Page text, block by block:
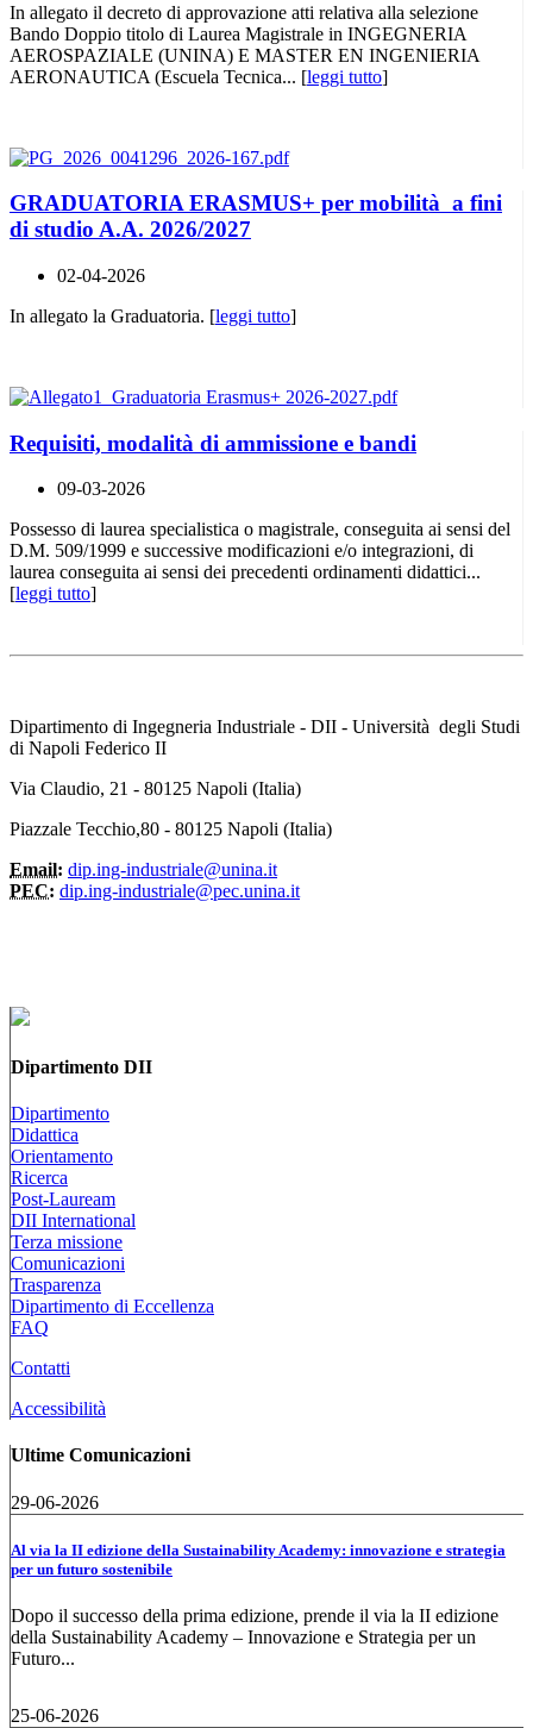
In allegato il decreto di approvazione atti relativa alla selezione
Bando Doppio titolo di Laurea Magistrale in INGEGNERIA
AEROSPAZIALE (UNINA) E MASTER EN INGENIERIA
AERONAUTICA (Escuela Tecnica... [leggi tutto]
GRADUATORIA ERASMUS+ per mobilità a fini
di studio A.A. 2026/2027
02-04-2026
In allegato la Graduatoria. [leggi tutto]
Requisiti, modalità di ammissione e bandi
09-03-2026
Possesso di laurea specialistica o magistrale, conseguita ai sensi del
D.M. 509/1999 e successive modificazioni e/o integrazioni, di
laurea conseguita ai sensi dei precedenti ordinamenti didattici...
[leggi tutto]
Dipartimento di Ingegneria Industriale - DII - Università degli Studi
di Napoli Federico II
Via Claudio, 21 - 80125 Napoli (Italia)
Piazzale Tecchio,80 - 80125 Napoli (Italia)
Email: dip.ing-industriale@unina.it
PEC: dip.ing-industriale@pec.unina.it
Dipartimento DII
Dipartimento
Didattica
Orientamento
Ricerca
Post-Lauream
DII International
Terza missione
Comunicazioni
Trasparenza
Dipartimento di Eccellenza
FAQ
Contatti
Accessibilità
Ultime Comunicazioni
29-06-2026
Al via la II edizione della Sustainability Academy: innovazione e strategia
per un futuro sostenibile
Dopo il successo della prima edizione, prende il via la II edizione
della Sustainability Academy – Innovazione e Strategia per un
Futuro...
25-06-2026